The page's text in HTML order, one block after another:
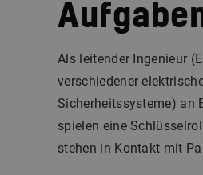
Als leitender Ingenieur
verschiedener
Sicherheitssysteme) an
spielen eine
stehen in Kontakt mit